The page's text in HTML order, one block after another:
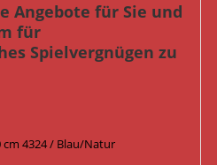
Angebote für Sie und
für
Spielvergnügen zu
cm 4324 / Blau/Natur